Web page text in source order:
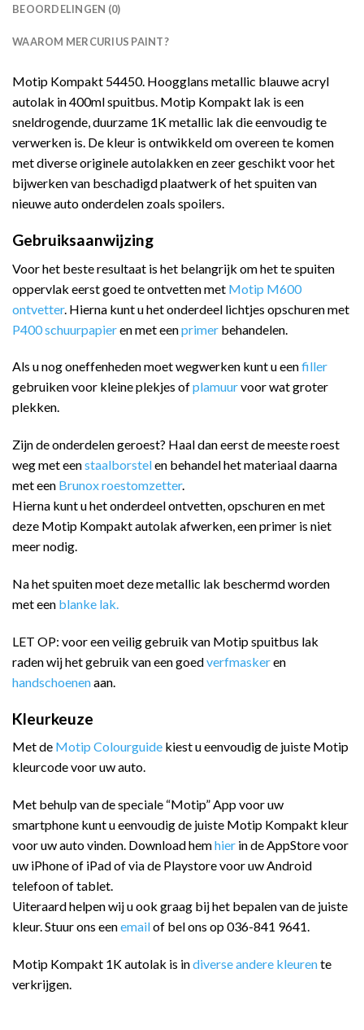
BEOORDELINGEN (0)
WAAROM MERCURIUS PAINT?
Motip Kompakt 54450. Hoogglans metallic blauwe acryl
autolak in 400ml spuitbus. Motip Kompakt lak is een
sneldrogende, duurzame 1K metallic lak die eenvoudig te
verwerken is. De kleur is ontwikkeld om overeen te komen
met diverse originele autolakken en zeer geschikt voor het
bijwerken van beschadigd plaatwerk of het spuiten van
nieuwe auto onderdelen zoals spoilers.
Gebruiksaanwijzing
Voor het beste resultaat is het belangrijk om het te spuiten
oppervlak eerst goed te ontvetten met Motip M600
ontvetter. Hierna kunt u het onderdeel lichtjes opschuren met
P400 schuurpapieren met eenprimer behandelen.
Als u nog oneffenheden moet wegwerken kunt u eenfiller
gebruiken voor kleine plekjes ofplamuurvoor wat groter
plekken.
Zijn de onderdelen geroest? Haal dan eerst de meeste roest
weg met eenstaalborstelen behandel het materiaal daarna
met een Brunox roestomzetter.
Hierna kunt u het onderdeel ontvetten, opschuren en met
deze Motip Kompakt autolak afwerken, een primer is niet
meer nodig.
Na het spuiten moet deze metallic lak beschermd worden
met een blanke lak.
LET OP: voor een veilig gebruik van Motip spuitbus lak
raden wij het gebruik van een goedverfmaskeren
handschoenenaan.
Kleurkeuze
Met de Motip Colourguide kiest u eenvoudig de juiste Motip
kleurcode voor uw auto.
Met behulp van de speciale “Motip” App voor uw
smartphone kunt u eenvoudig de juiste Motip Kompakt kleur
voor uw auto vinden. Download hemhier in de AppStore voor
uw iPhone of iPad of via de Playstore voor uw Android
telefoon of tablet.
Uiteraard helpen wij u ook graag bij het bepalen van de juiste
kleur. Stuur ons eenemailof bel ons op 036-841 9641.
Motip Kompakt 1K autolak is indiverse andere kleurente
verkrijgen.